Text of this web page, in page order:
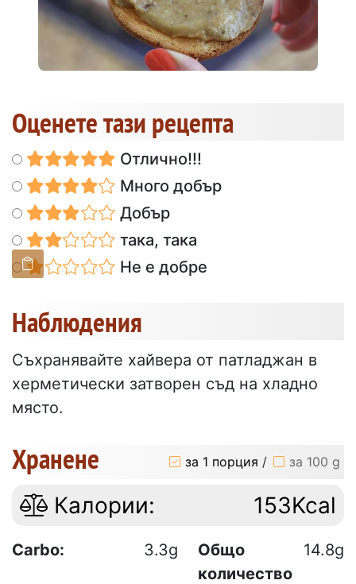
Оценете тази рецепта
Отлично!!!
Много добър
Добър
така, така
Не е добре
Наблюдения
Съхранявайте хайвера от патладжан в
херметически затворен съд на хладно
място.
Хранене за 1 порция / за 100 g
Калории: 153Kcal
Carbo: 3.3g
Общо
количество
14.8g